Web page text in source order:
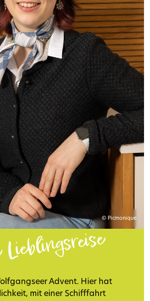
© Picmonique
Advent. Hier hat
mit einer Schifffahrt